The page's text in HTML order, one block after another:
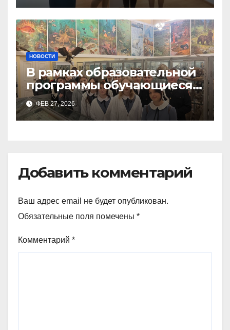
НОВОСТИ
В рамках образовательной
программы обучающиеся
9а,8,9б классов посетили
зоологический музей и
ФЕВ 27, 2026
Добавить комментарий
Ваш адрес email не будет опубликован.
Обязательные поля помечены *
Комментарий *